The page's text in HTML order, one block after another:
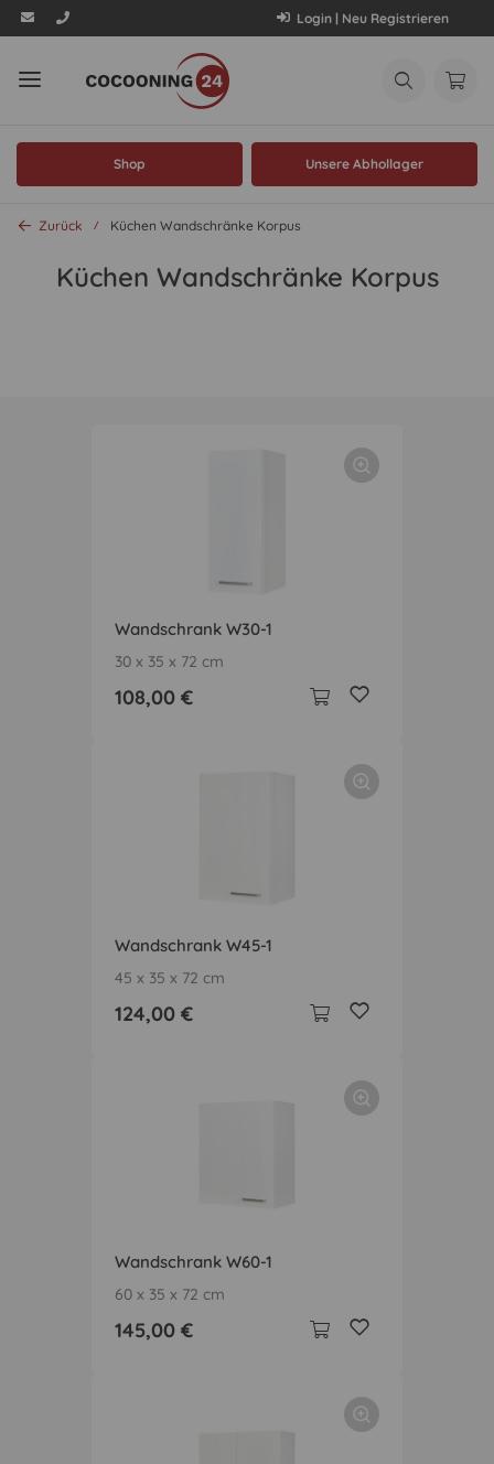
Login | Neu Registrieren
Shop Unsere Abhollager
Zurück Küchen Wandschränke Korpus
Küchen Wandschränke Korpus
Wandschrank W30-1
30 x 35 x 72 cm
108,00 €
Wandschrank W45-1
45 x 35 x 72 cm
124,00 €
Wandschrank W60-1
60 x 35 x 72 cm
145,00 €